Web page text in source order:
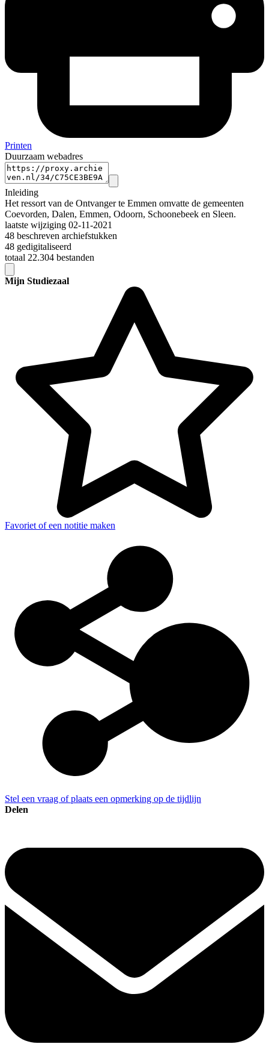
Printen
Duurzaam webadres
Inleiding
Het ressort van de Ontvanger te Emmen omvatte de gemeenten
Coevorden, Dalen, Emmen, Odoorn, Schoonebeek en Sleen.
laatste wijziging 02-11-2021
48 beschreven archiefstukken
48 gedigitaliseerd
totaal 22.304 bestanden
Mijn Studiezaal
Favoriet of een notitie maken
Stel een vraag of plaats een opmerking op de tijdlijn
Delen